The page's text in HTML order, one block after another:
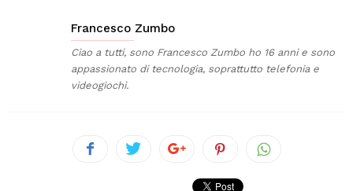
Francesco Zumbo
Ciao a tutti, sono Francesco Zumbo ho 16 anni e sono
appassionato di tecnologia, soprattutto telefonia e
videogiochi.